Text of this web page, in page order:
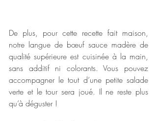
De plus, pour cette recette fait maison,
notre langue de bœuf sauce madère de
qualité supérieure est cuisinée à la main,
sans additif ni colorants. Vous pouvez
accompagner le tout d’une petite salade
verte et le tour sera joué. Il ne reste plus
qu’à déguster !